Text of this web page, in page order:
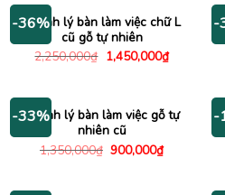
550,000₫.
-36%
Thanh lý bàn làm việc chữ L
cũ gỗ tự nhiên
2,250,000₫ Giá
gốc
1,450,000₫Giá
hiện
-
-33%
Thanh lý bàn làm việc gỗ tự
nhiên cũ
1,350,000₫ Giá
900,000₫Giá
hiện
-